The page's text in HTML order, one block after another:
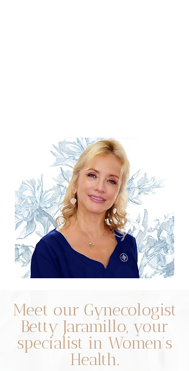
Meet our Gynecologist
Betty Jaramillo, your
specialist in Women's
Health.